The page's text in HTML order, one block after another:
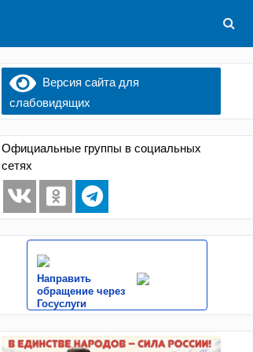
Версия сайта для
слабовидящих
Официальные группы в социальных
сетях
Направить
обращение через
Госуслуги